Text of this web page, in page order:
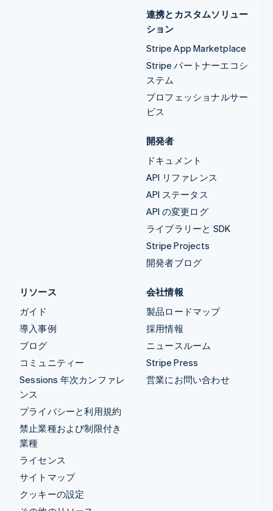
連携とカスタムソリュー
ション
Stripe App Marketplace
Stripe パートナーエコシ
ステム
プロフェッショナルサー
ビス
開発者
ドキュメント
API リファレンス
API ステータス
API の変更ログ
ライブラリーと SDK
Stripe Projects
開発者ブログ
リソース
ガイド
導入事例
ブログ
コミュニティー
Sessions 年次カンファレ
ンス
プライバシーと利用規約
禁止業種および制限付き
業種
ライセンス
サイトマップ
クッキーの設定
会社情報
製品ロードマップ
採用情報
ニュースルーム
Stripe Press
営業にお問い合わせ